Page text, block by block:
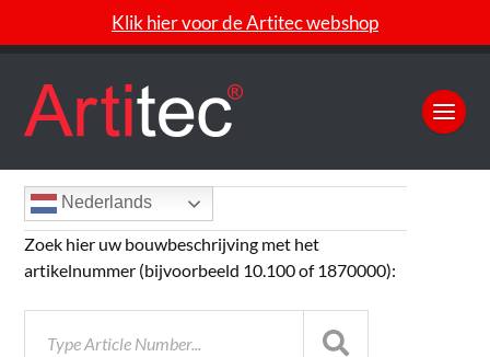
Klik hier voor de Artitec webshop
Nederlands
Zoek hier uw bouwbeschrijving met het
artikelnummer (bijvoorbeeld 10.100 of 1870000):